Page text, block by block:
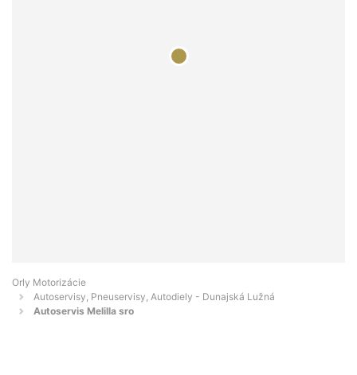
Orly Motorizácie
Autoservisy, Pneuservisy, Autodiely - Dunajská Lužná
Autoservis Melilla sro